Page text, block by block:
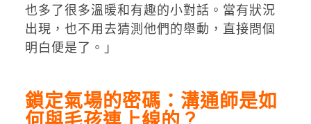
也多了很多溫暖和有趣的小對話。當有狀況
出現，也不用去猜測他們的舉動，直接問個
明白便是了。」
鎖定氣場的密碼：溝通師是如